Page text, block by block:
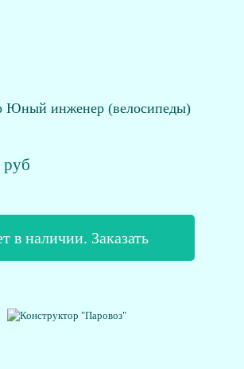
Юный инженер (велосипеды)
руб
в наличии. Заказать